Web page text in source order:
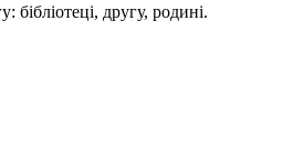
другу, родині.